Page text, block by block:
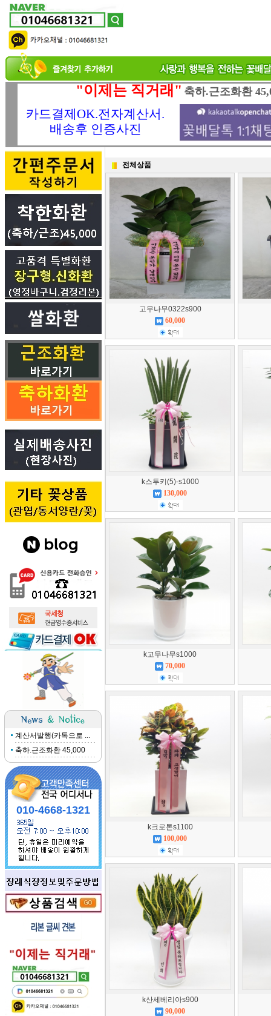
"이제는 직거래" 축하.근조화환
카드결제OK.전자계산서.
배송후 인증사진
계산서발행(카톡으로 ...
축하.근조화환 45,000
010-4668-1321
전체상품
고무나무0322s900
60,000
k스투키(5)-s1000
130,000
k고무나무s1000
70,000
k크로톤s1100
100,000
k산세베리아s900
90,000